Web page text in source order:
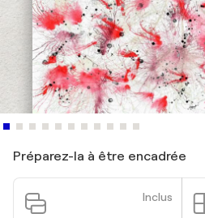
Préparez-la à être encadrée
Inclus